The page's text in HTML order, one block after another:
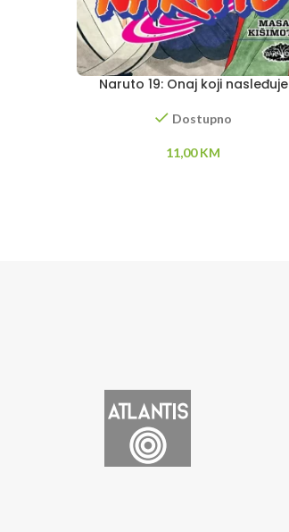
Naruto 19: Onaj koji nasleđuje
Dostupno
11,00KM